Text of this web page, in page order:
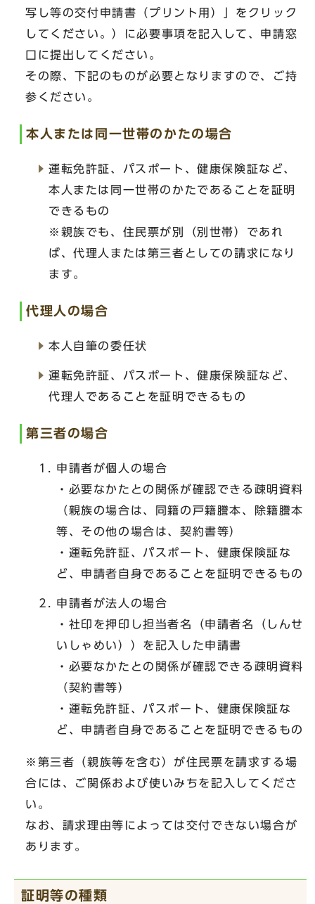
写し等の交付申請書（プリント用）」をクリック
してください。）に必要事項を記入して、申請窓
口に提出してください。
その際、下記のものが必要となりますので、ご持
参ください。
本人または同一世帯のかたの場合
運転免許証、パスポート、健康保険証など、
本人または同一世帯のかたであることを証明
できるもの
※親族でも、住民票が別（別世帯）であれ
ば、代理人または第三者としての請求になり
ます。
代理人の場合
本人自筆の委任状
運転免許証、パスポート、健康保険証など、
代理人であることを証明できるもの
第三者の場合
申請者が個人の場合
・必要なかたとの関係が確認できる疎明資料
（親族の場合は、同籍の戸籍謄本、除籍謄本
等、その他の場合は、契約書等）
・運転免許証、パスポート、健康保険証な
ど、申請者自身であることを証明できるもの
申請者が法人の場合
・社印を押印し担当者名（申請者名（しんせ
いしゃめい））を記入した申請書
・必要なかたとの関係が確認できる疎明資料
（契約書等）
・運転免許証、パスポート、健康保険証な
ど、申請者自身であることを証明できるもの
※第三者（親族等を含む）が住民票を請求する場
合には、ご関係および使いみちを記入してくださ
い。
なお、請求理由等によっては交付できない場合が
あります。
証明等の種類